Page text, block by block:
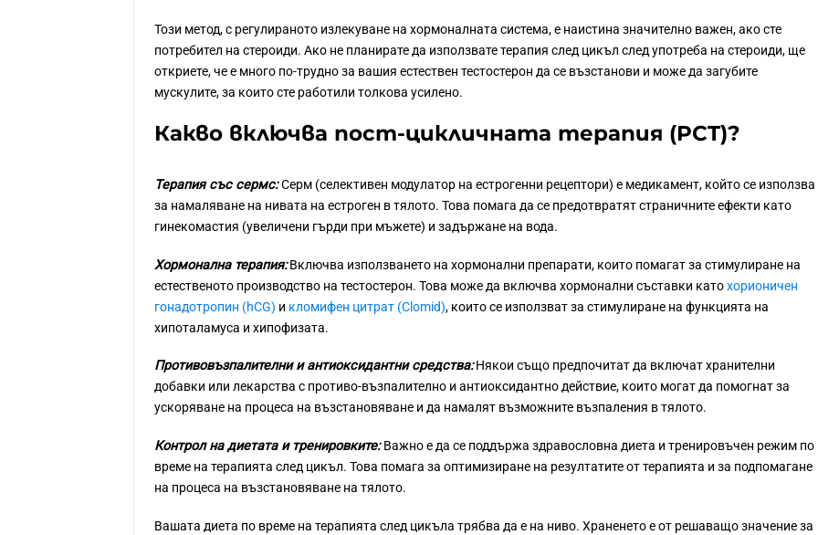
Този метод, с регулираното излекуване на хормоналната система, е наистина значително важен, ако сте
потребител на стероиди. Ако не планирате да използвате терапия след цикъл след употреба на стероиди, ще
откриете, че е много по-трудно за вашия естествен тестостерон да се възстанови и може да загубите
мускулите, за които сте работили толкова усилено.
Какво включва пост-цикличната терапия (PCT)?
Терапия със сермс: Серм (селективен модулатор на естрогенни рецептори) е медикамент, който се използва
за намаляване на нивата на естроген в тялото. Това помага да се предотвратят страничните ефекти като
гинекомастия (увеличени гърди при мъжете) и задържане на вода.
Хормонална терапия: Включва използването на хормонални препарати, които помагат за стимулиране на
естественото производство на тестостерон. Това може да включва хормонални съставки катохорионичен
гонадотропин (hCG) и кломифен цитрат (Clomid), които се използват за стимулиране на функцията на
хипоталамуса и хипофизата.
Противовъзпалителни и антиоксидантни средства: Някои също предпочитат да включат хранителни
добавки или лекарства с противо-възпалително и антиоксидантно действие, които могат да помогнат за
ускоряване на процеса на възстановяване и да намалят възможните възпаления в тялото.
Контрол на диетата и тренировките:Важно е да се поддържа здравословна диета и тренировъчен режим по
време на терапията след цикъл. Това помага за оптимизиране на резултатите от терапията и за подпомагане
на процеса на възстановяване на тялото.
Вашата диета по време на терапията след цикъла трябва да е на ниво. Храненето е от решаващо значение за